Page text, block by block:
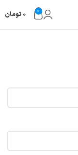
0
0 تومان